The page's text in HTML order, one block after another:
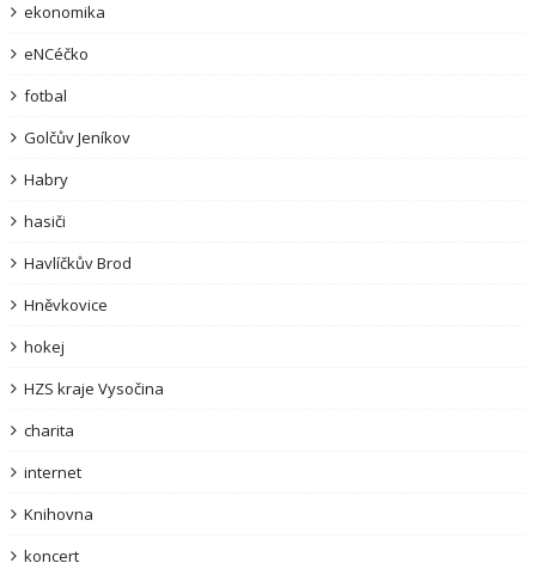
ekonomika
eNCéčko
fotbal
Golčův Jeníkov
Habry
hasiči
Havlíčkův Brod
Hněvkovice
hokej
HZS kraje Vysočina
charita
internet
Knihovna
koncert